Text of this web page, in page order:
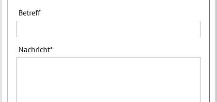
Betreff
Nachricht*